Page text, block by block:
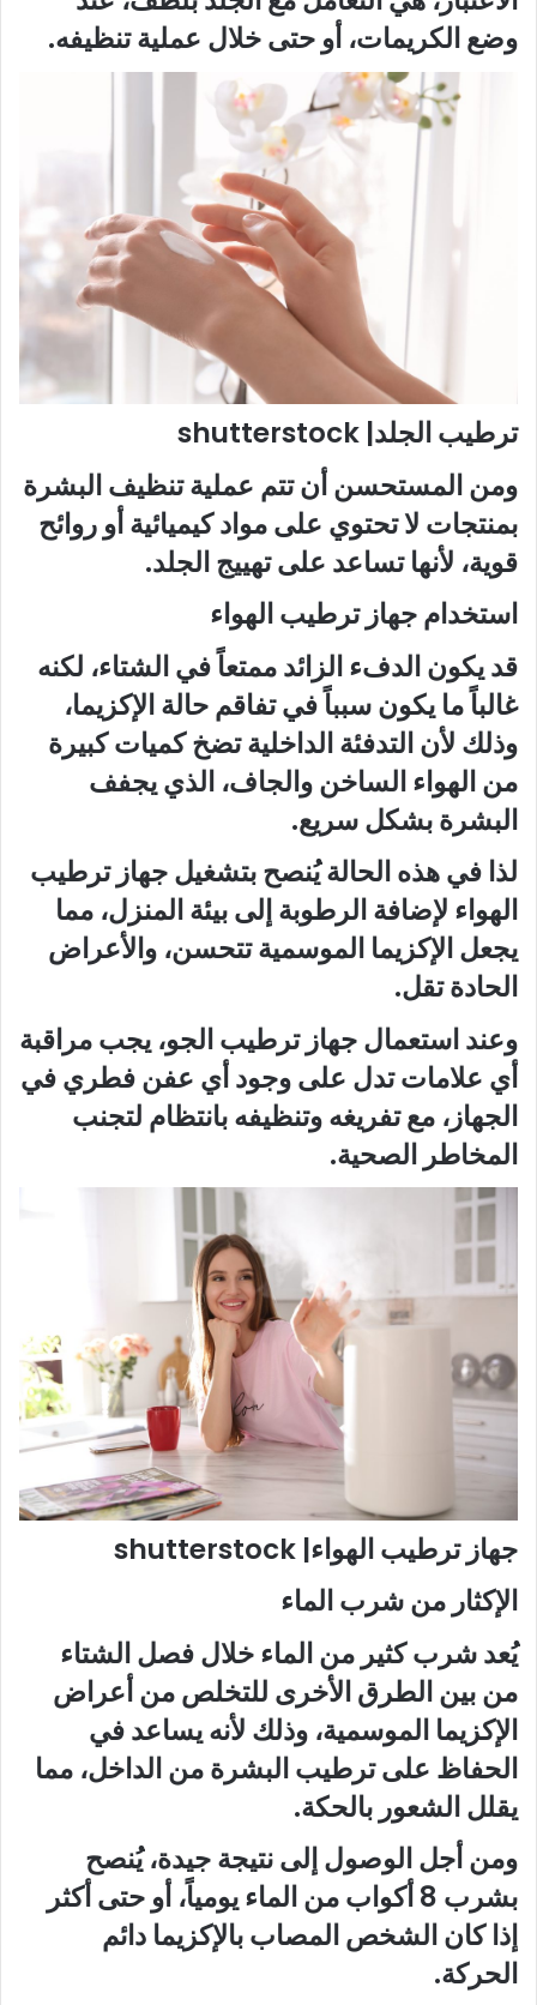
وضع الكريمات، أو حتى خلال عملية تنظيفه.
ترطيب الجلد| shutterstock
ومن المستحسن أن تتم عملية تنظيف البشرة
بمنتجات لا تحتوي على مواد كيميائية أو روائح
قوية، لأنها تساعد على تهييج الجلد.
استخدام جهاز ترطيب الهواء
قد يكون الدفء الزائد ممتعاً في الشتاء، لكنه
غالباً ما يكون سبباً في تفاقم حالة الإكزيما،
وذلك لأن التدفئة الداخلية تضخ كميات كبيرة
من الهواء الساخن والجاف، الذي يجفف
البشرة بشكل سريع.
لذا في هذه الحالة يُنصح بتشغيل جهاز ترطيب
الهواء لإضافة الرطوبة إلى بيئة المنزل، مما
يجعل الإكزيما الموسمية تتحسن، والأعراض
الحادة تقل.
وعند استعمال جهاز ترطيب الجو، يجب مراقبة
أي علامات تدل على وجود أي عفن فطري في
الجهاز، مع تفريغه وتنظيفه بانتظام لتجنب
المخاطر الصحية.
جهاز ترطيب الهواء| shutterstock
الإكثار من شرب الماء
يُعد شرب كثير من الماء خلال فصل الشتاء
من بين الطرق الأخرى للتخلص من أعراض
الإكزيما الموسمية، وذلك لأنه يساعد في
الحفاظ على ترطيب البشرة من الداخل، مما
يقلل الشعور بالحكة.
ومن أجل الوصول إلى نتيجة جيدة، يُنصح
بشرب 8 أكواب من الماء يومياً، أو حتى أكثر
إذا كان الشخص المصاب بالإكزيما دائم
الحركة.